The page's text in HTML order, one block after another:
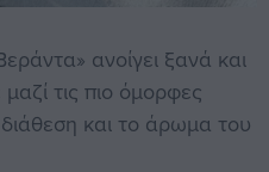
ανοίγει ξανά και
τις πιο όμορφες
και το άρωμα του